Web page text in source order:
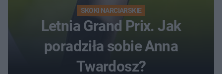
SKOKI NARCIARSKIE
Letnia Grand Prix. Jak
poradziła sobie Anna
Twardosz?